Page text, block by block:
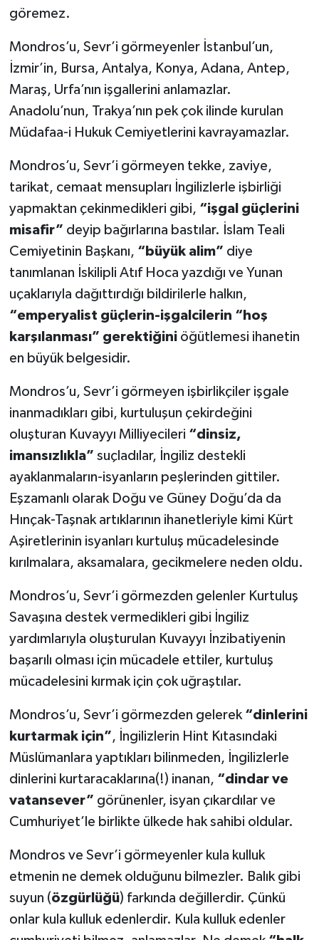
göremez.
Mondros’u, Sevr’i görmeyenler İstanbul’un,
İzmir’in, Bursa, Antalya, Konya, Adana, Antep,
Maraş, Urfa’nın işgallerini anlamazlar.
Anadolu’nun, Trakya’nın pek çok ilinde kurulan
Müdafaa-i Hukuk Cemiyetlerini kavrayamazlar.
Mondros’u, Sevr’i görmeyen tekke, zaviye,
tarikat, cemaat mensupları İngilizlerle işbirliği
yapmaktan çekinmedikleri gibi, “işgal güçlerini
misafir” deyip bağırlarına bastılar. İslam Teali
Cemiyetinin Başkanı, “büyük alim” diye
tanımlanan İskilipli Atıf Hoca yazdığı ve Yunan
uçaklarıyla dağıttırdığı bildirilerle halkın,
“emperyalist güçlerin-işgalcilerin “hoş
karşılanması” gerektiğiniöğütlemesi ihanetin
en büyük belgesidir.
Mondros’u, Sevr’i görmeyen işbirlikçiler işgale
inanmadıkları gibi, kurtuluşun çekirdeğini
oluşturan Kuvayyı Milliyecileri “dinsiz,
imansızlıkla” suçladılar, İngiliz destekli
ayaklanmaların-isyanların peşlerinden gittiler.
Eşzamanlı olarak Doğu ve Güney Doğu’da da
Hınçak-Taşnak artıklarının ihanetleriyle kimi Kürt
Aşiretlerinin isyanları kurtuluş mücadelesinde
kırılmalara, aksamalara, gecikmelere neden oldu.
Mondros’u, Sevr’i görmezden gelenler Kurtuluş
Savaşına destek vermedikleri gibi İngiliz
yardımlarıyla oluşturulan Kuvayyı İnzibatiyenin
başarılı olması için mücadele ettiler, kurtuluş
mücadelesini kırmak için çok uğraştılar.
Mondros’u, Sevr’i görmezden gelerek “dinlerini
kurtarmak için”, İngilizlerin Hint Kıtasındaki
Müslümanlara yaptıkları bilinmeden, İngilizlerle
dinlerini kurtaracaklarına(!) inanan, “dindar ve
vatansever” görünenler, isyan çıkardılar ve
Cumhuriyet’le birlikte ülkede hak sahibi oldular.
Mondros ve Sevr’i görmeyenler kula kulluk
etmenin ne demek olduğunu bilmezler. Balık gibi
suyun (özgürlüğü) farkında değillerdir. Çünkü
onlar kula kulluk edenlerdir. Kula kulluk edenler